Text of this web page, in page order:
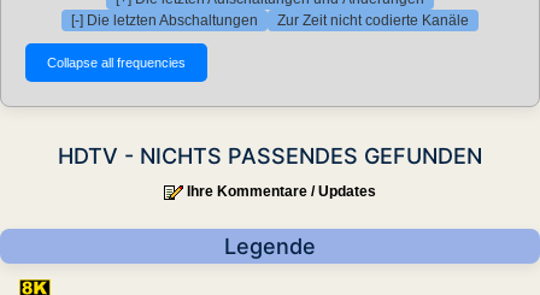
[-] Die letzten Abschaltungen
Zur Zeit nicht codierte Kanäle
HDTV - NICHTS PASSENDES GEFUNDEN
Ihre Kommentare / Updates
Legende